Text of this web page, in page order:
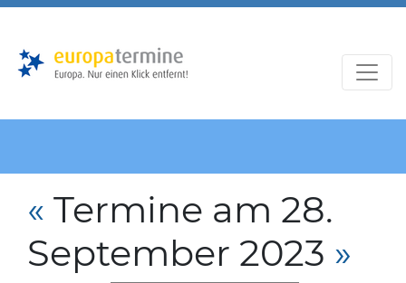
« Termine am 28.
September 2023 »